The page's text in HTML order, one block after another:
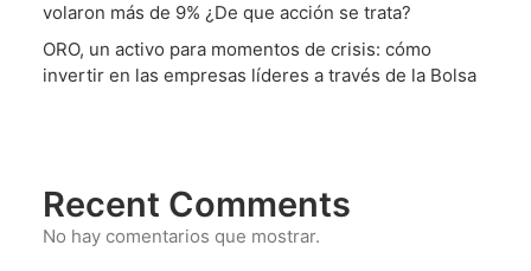
volaron más de 9% ¿De que acción se trata?
ORO, un activo para momentos de crisis: cómo
invertir en las empresas líderes a través de la Bolsa
Recent Comments
No hay comentarios que mostrar.